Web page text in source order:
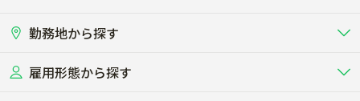
勤務地から探す
北海道雇用形態から探す